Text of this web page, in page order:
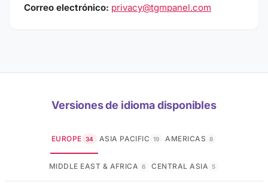
Correo electrónico: privacy@tgmpanel.com
Versiones de idioma disponibles
EUROPE 34 ASIA PACIFIC 19 AMERICAS 8
MIDDLE EAST & AFRICA 6 CENTRAL ASIA 5